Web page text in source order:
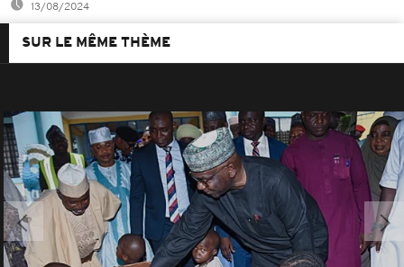
13/08/2024
SUR LE MÊME THÈME